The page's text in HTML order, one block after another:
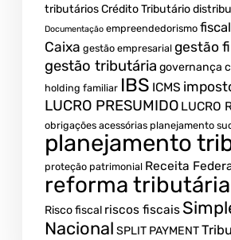
tributáriosCrédito Tributário
Documentação empreendedorismo fiscal
Caixa gestão empresarial gestão
gestão tributária governança
holding familiar IBS ICMS
LUCRO PRESUMIDO LUCRO
obrigações acessórias planejamento
planejamento
proteção patrimonial Receita
reforma tributária
Risco fiscal riscos fiscais
Nacional SPLIT PAYMENT